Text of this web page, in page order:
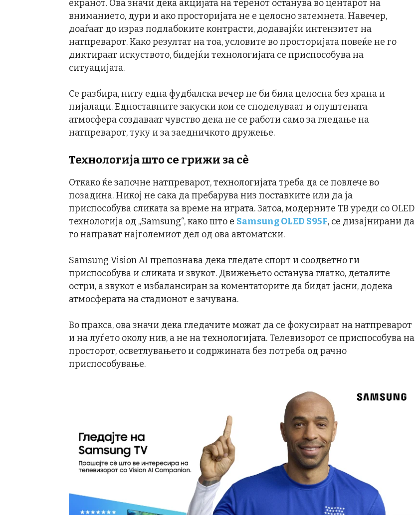
екранот. Ова значи дека акцијата на теренот останува во центарот на
вниманието, дури и ако просторијата не е целосно затемнета. Навечер,
доаѓаат до израз подлабоките контрасти, додавајќи интензитет на
натпреварот. Како резултат на тоа, условите во просторијата повеќе не го
диктираат искуството, бидејќи технологијата се приспособува на
ситуацијата.
Се разбира, ниту една фудбалска вечер не би била целосна без храна и
пијалаци. Едноставните закуски кои се споделуваат и опуштената
атмосфера создаваат чувство дека не се работи само за гледање на
натпреварот, туку и за заедничкото дружење.
Технологија што се грижи за сè
Откако ќе започне натпреварот, технологијата треба да се повлече во
позадина. Никој не сака да пребарува низ поставките или да ја
приспособува сликата за време на играта. Затоа, модерните ТВ уреди со OLED
технологија од „Samsung“, како што е Samsung OLED S95F, се дизајнирани да
го направат најголемиот дел од ова автоматски.
Samsung Vision AI препознава дека гледате спорт и соодветно ги
приспособува и сликата и звукот. Движењето останува глатко, деталите
остри, а звукот е избалансиран за коментаторите да бидат јасни, додека
атмосферата на стадионот е зачувана.
Во пракса, ова значи дека гледачите можат да се фокусираат на натпреварот
и на луѓето околу нив, а не на технологијата. Телевизорот се приспособува на
просторот, осветлувањето и содржината без потреба од рачно
приспособување.